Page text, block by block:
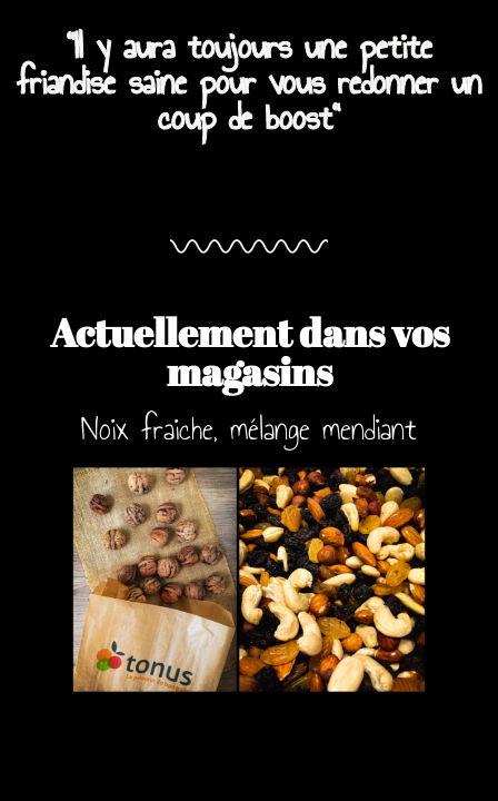
"Il y aura toujours une petite
friandise saine pour vous redonner un
coup de boost"
Actuellement dans vos
magasins
Noix fraiche, mélange mendiant